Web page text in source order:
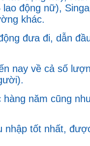
động nữ),
khác.
đưa đi, dẫn
nay về cả số
năm cũng
tốt nhất,